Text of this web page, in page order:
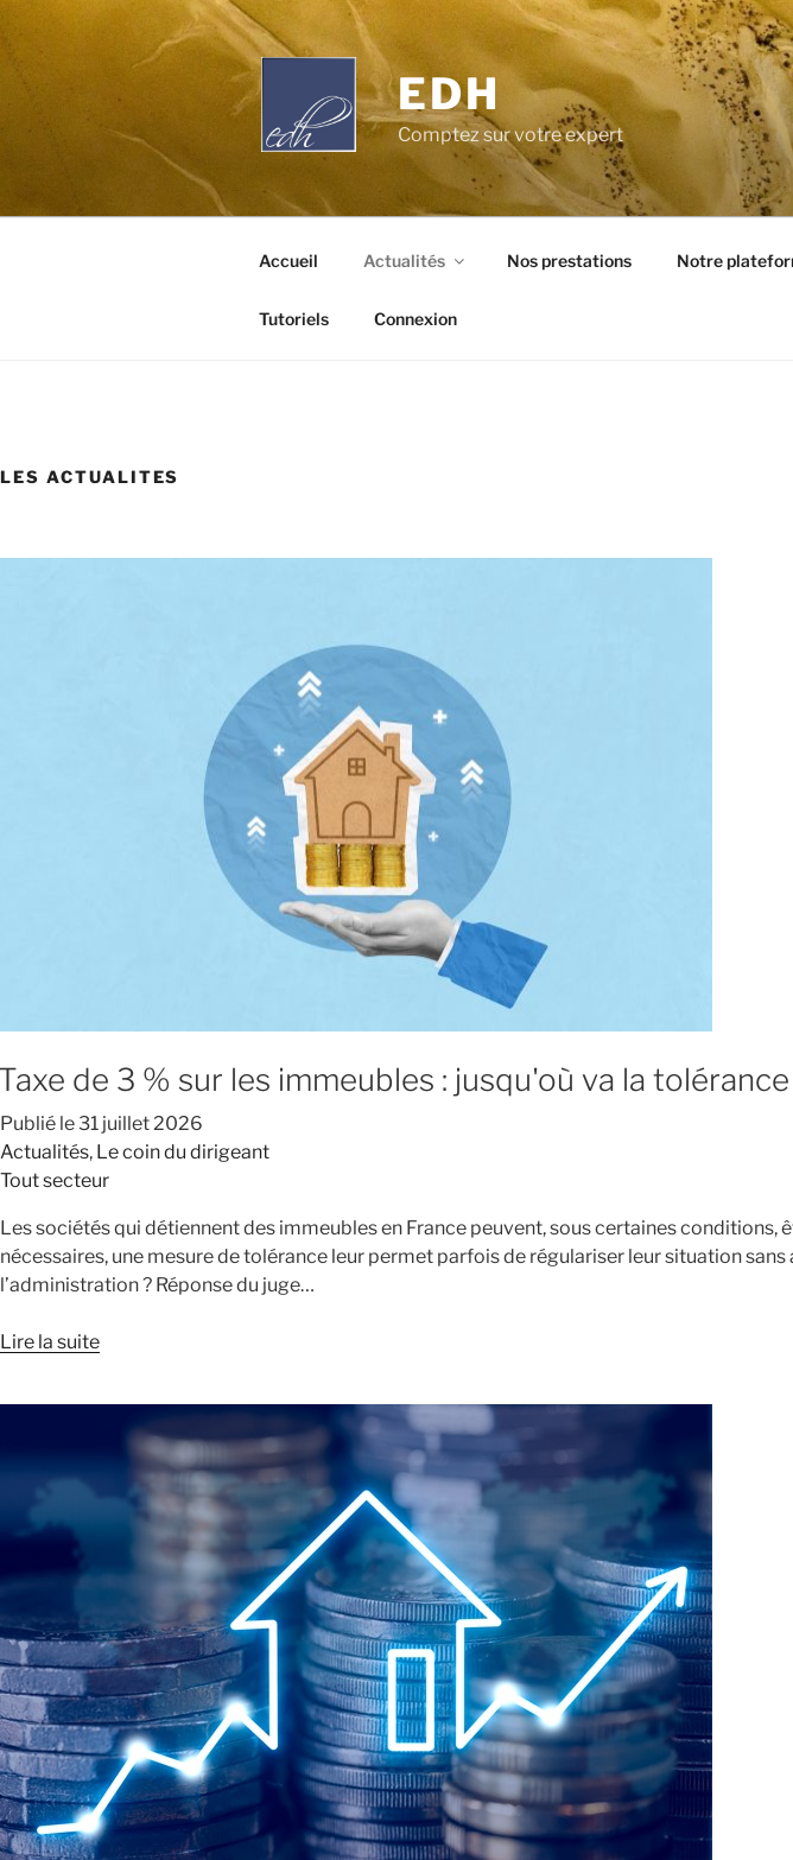
Aller
au
contenu
EDH
Comptez sur votre expert
Accueil Actualités Nos prestations Notre
Tutoriels Connexion
LES ACTUALITES
de 3 % sur les immeubles : jusqu'où va la
Publié le31 juillet 2026
Actualités, Le coin du dirigeant
Tout secteur
Les sociétés qui détiennent des immeubles en France peuvent, sous certaines conditions,
nécessaires, une mesure de tolérance leur permet parfois de régulariser leur situation
l’administration ? Réponse du juge…
Lire la suite